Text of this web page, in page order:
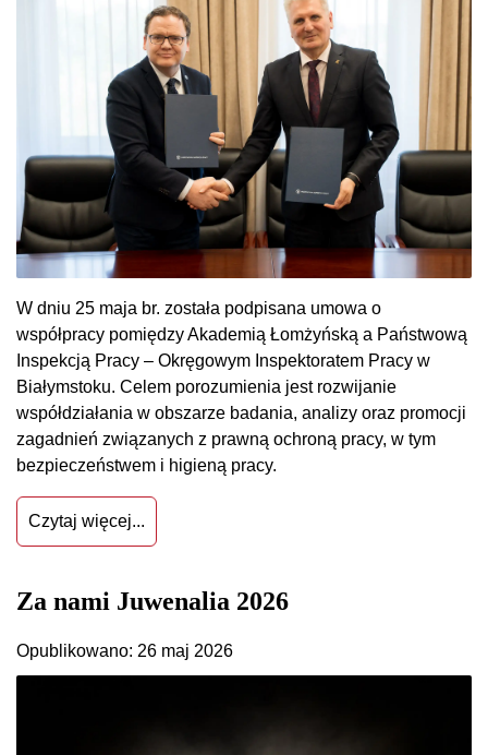
W dniu 25 maja br. została podpisana umowa o
współpracy pomiędzy Akademią Łomżyńską a Państwową
Inspekcją Pracy – Okręgowym Inspektoratem Pracy w
Białymstoku. Celem porozumienia jest rozwijanie
współdziałania w obszarze badania, analizy oraz promocji
zagadnień związanych z prawną ochroną pracy, w tym
bezpieczeństwem i higieną pracy.
Czytaj więcej...
Za nami Juwenalia 2026
Opublikowano: 26 maj 2026